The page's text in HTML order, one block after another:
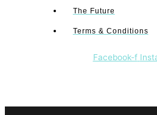
The Future
Terms & Conditions
Facebook-f